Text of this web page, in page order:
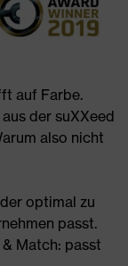
auf Farbe.
der suXXeed
also nicht
optimal zu
passt.
Match: passt